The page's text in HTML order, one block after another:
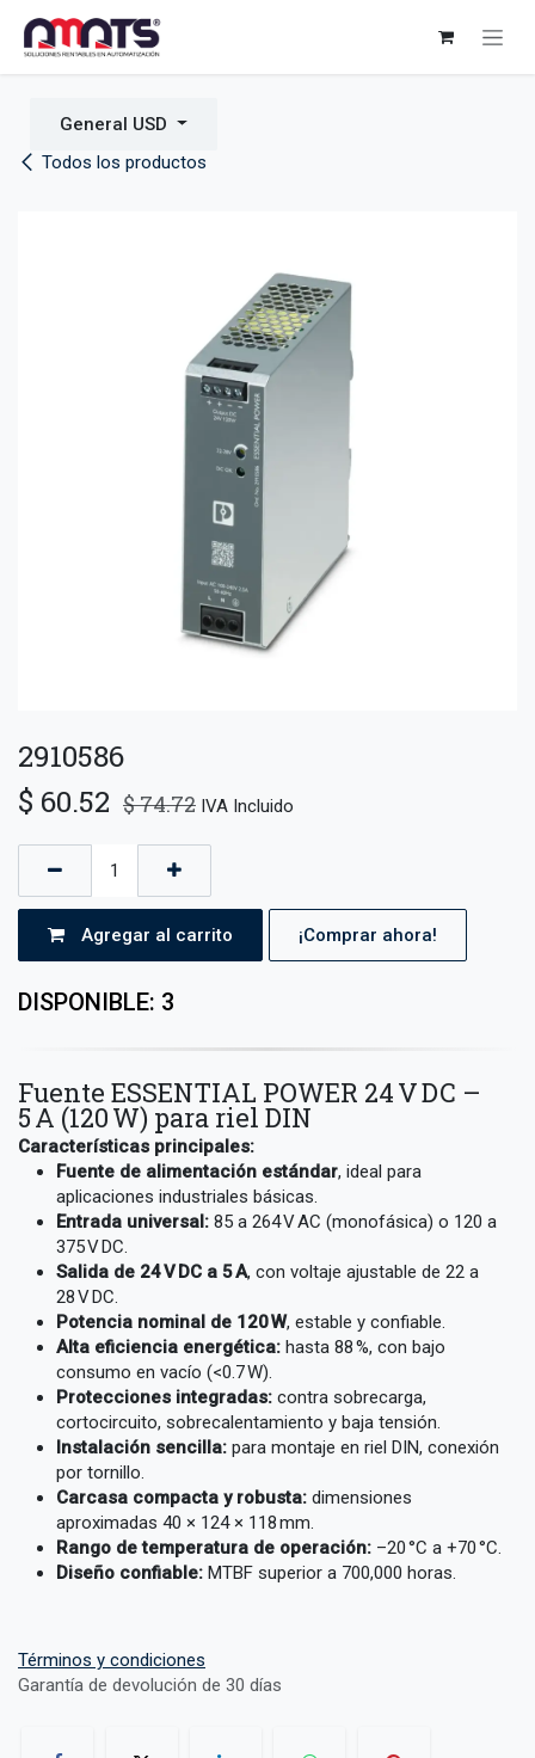
Todos los productos
General USD
2910586
$ 60.52 $74.72 IVA Incluido
Agregar al carrito ¡Comprar ahora!
DISPONIBLE: 3
Fuente ESSENTIAL POWER 24 V DC –
5 A (120 W) para riel DIN
Características principales:
Fuente de alimentación estándar, ideal para
aplicaciones industriales básicas.
Entrada universal: 85 a 264 V AC (monofásica) o 120 a
375 V DC.
Salida de 24 V DC a 5 A, con voltaje ajustable de 22 a
28 V DC.
Potencia nominal de 120 W, estable y confiable.
Alta eficiencia energética: hasta 88 %, con bajo
consumo en vacío (<0.7 W).
Protecciones integradas: contra sobrecarga,
cortocircuito, sobrecalentamiento y baja tensión.
Instalación sencilla: para montaje en riel DIN, conexión
por tornillo.
Carcasa compacta y robusta: dimensiones
aproximadas 40 × 124 × 118 mm.
Rango de temperatura de operación: –20 °C a +70 °C.
Diseño confiable: MTBF superior a 700,000 horas.
Términos y condiciones
Garantía de devolución de 30 días